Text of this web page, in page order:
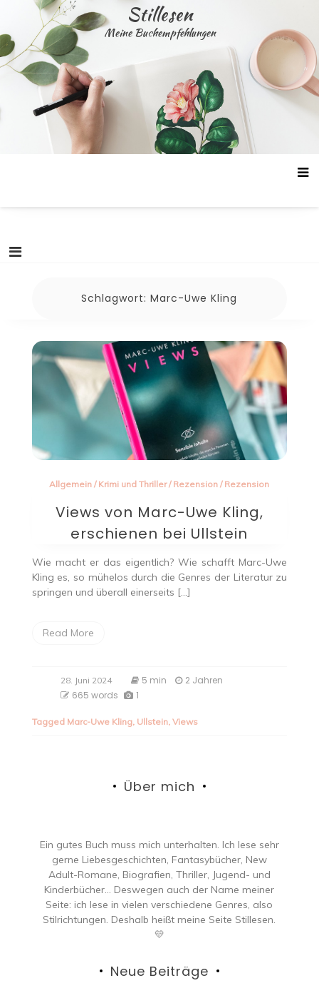
content
Stillesen
Meine Buchempfehlungen
Schlagwort:Marc-Uwe Kling
Allgemein / Krimi und Thriller/ Rezension / Rezension
Views von Marc-Uwe Kling,
erschienen bei Ullstein
Wie macht er das eigentlich? Wie schafft Marc-Uwe
Kling es, so mühelos durch die Genres der Literatur zu
springen und überall einerseits […]
Read More
28. Juni 2024 5 min
2 Jahren
665 words
1
Tagged Marc-Uwe Kling, Ullstein, Views
Über mich
Ein gutes Buch muss mich unterhalten. Ich lese sehr
gerne Liebesgeschichten, Fantasybücher, New
Adult-Romane, Biografien, Thriller, Jugend- und
Kinderbücher… Deswegen auch der Name meiner
Seite: ich lese in vielen verschiedene Genres, also
Stilrichtungen. Deshalb heißt meine Seite Stillesen.
💛
Neue Beiträge